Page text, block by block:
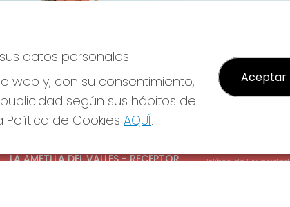
CONTACTO
LA AMETLLA DEL VALLES - RECEPTOR
Política de Privacidad
datos personales.
web y, con su consentimiento,
según sus hábitos de
de Cookies AQUÍ.
Aceptar